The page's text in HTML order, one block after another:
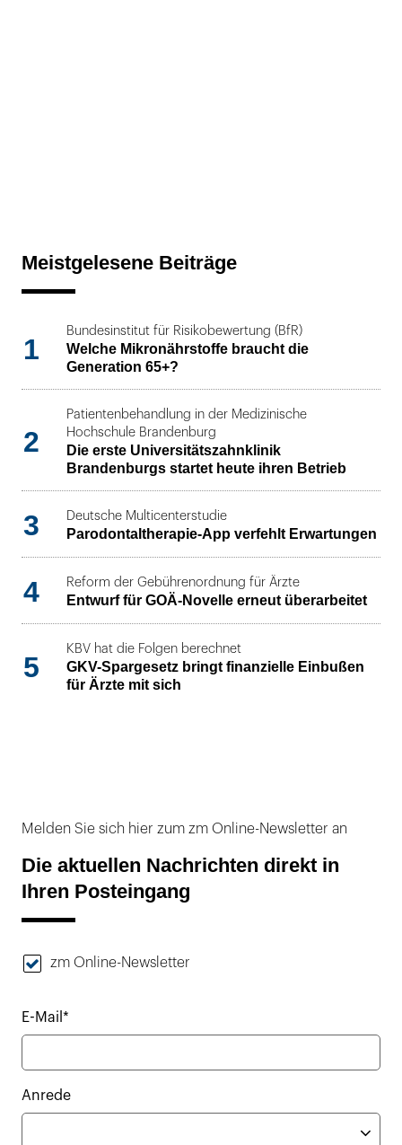
Meistgelesene Beiträge
1
Bundesinstitut für Risikobewertung (BfR)
Welche Mikronährstoffe braucht die
Generation 65+?
2
Patientenbehandlung in der Medizinische
Hochschule Brandenburg
Die erste Universitätszahnklinik
Brandenburgs startet heute ihren Betrieb
3 Deutsche Multicenterstudie
Parodontaltherapie-App verfehlt Erwartungen
4 Reform der Gebührenordnung für Ärzte
Entwurf für GOÄ-Novelle erneut überarbeitet
5
KBV hat die Folgen berechnet
GKV-Spargesetz bringt finanzielle Einbußen
für Ärzte mit sich
Melden Sie sich hier zum zm Online-Newsletter an
Die aktuellen Nachrichten direkt in
Ihren Posteingang
zm Online-Newsletter
E-Mail*
Anrede